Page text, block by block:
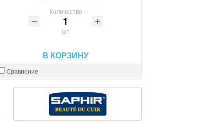
Количество
шт
В КОРЗИНУ
Сравнение